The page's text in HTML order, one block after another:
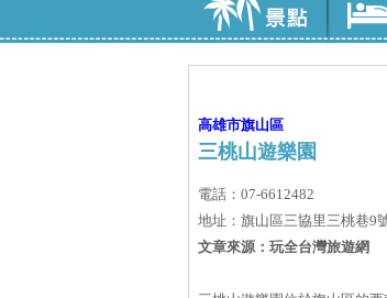
高雄市旗山區
三桃山遊樂園
電話：07-6612482
地址：旗山區三協里三桃巷9
文章來源：玩全台灣旅遊網